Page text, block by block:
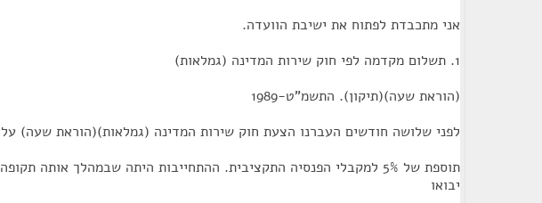
אני מתכבדת לפתוח את ישיבת הוועדה.
1. תשלום מקדמה לפי חוק שירות המדינה (גמלאות)
(הוראת שעה)(תיקון). התשמ"ט-1989
לפני שלושה חודשים העברנו הצעת חוק שירות המדינה (גמלאות)(הוראת שעה) על
תוספת של 5% למקבלי הפנסיה התקציבית. ההתחייבות היתה שבמהלך אותה תקופה
יבואו